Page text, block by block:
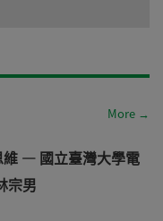
More →
維 — 國立臺灣大學電
宗男